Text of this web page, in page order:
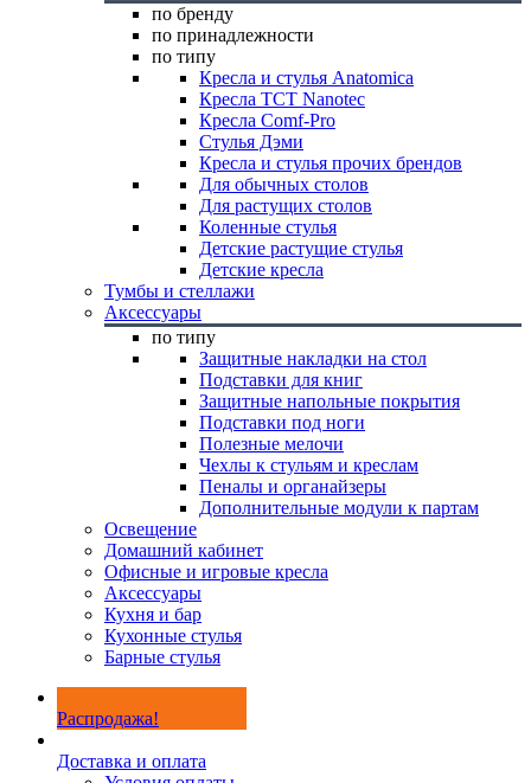
по бренду
по принадлежности
по типу
Кресла и стулья Anatomica
Кресла TCT Nanotec
Кресла Comf-Pro
Стулья Дэми
Кресла и стулья прочих брендов
Для обычных столов
Для растущих столов
Коленные стулья
Детские растущие стулья
Детские кресла
Тумбы и стеллажи
Аксессуары
по типу
Защитные накладки на стол
Подставки для книг
Защитные напольные покрытия
Подставки под ноги
Полезные мелочи
Чехлы к стульям и креслам
Пеналы и органайзеры
Дополнительные модули к партам
Освещение
Домашний кабинет
Офисные и игровые кресла
Аксессуары
Кухня и бар
Кухонные стулья
Барные стулья
Распродажа!
Доставка и оплата